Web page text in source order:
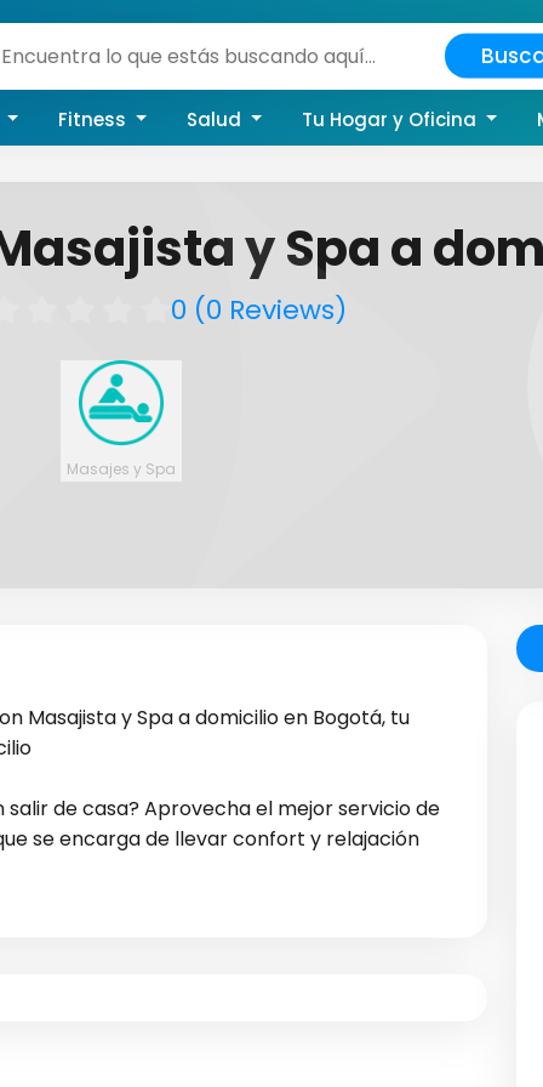
Fitness Salud Tu Hogar y Oficina
y Spa a
0 (0 Reviews)
Masajes y Spa
Masajista y Spa a domicilio en Bogotá, tu
de casa? Aprovecha el mejor servicio de
se encarga de llevar confort y relajación
el cuerpo y disminuir esa piel de naranja